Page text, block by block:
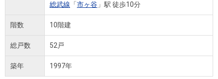
買いたいTOP
中古
マン
新
売りたいTOP
無
売
AI
店舗案内TOP
店舗のご
案内（首
店舗のご
店舗のご
会社情報TOP
ごあいさ
つ
会社概
MUFG
採用情報TOP
新卒採用
情報
キャリア
会社情報
総武線 「市ヶ谷 」駅 徒歩10分
階数 10階建
総戸数 52戸
築年 1997年